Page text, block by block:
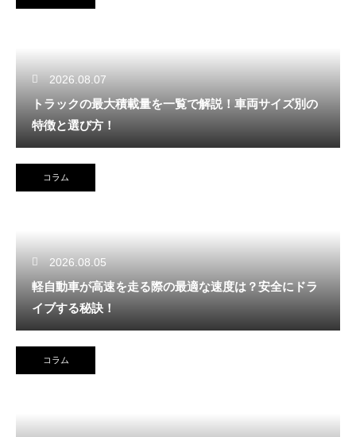
2026.08.07
トラックの最大積載量を一覧で解説！車両サイズ別の
特徴と選び方！
コラム
2026.08.05
軽自動車が高速を走る際の最適な速度は？安全にドラ
イブする秘訣！
コラム